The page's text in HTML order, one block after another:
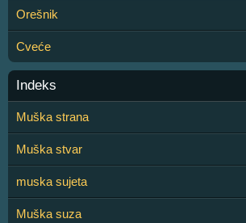
Orešnik
Cveće
Indeks
Muška strana
Muška stvar
muska sujeta
Muška suza